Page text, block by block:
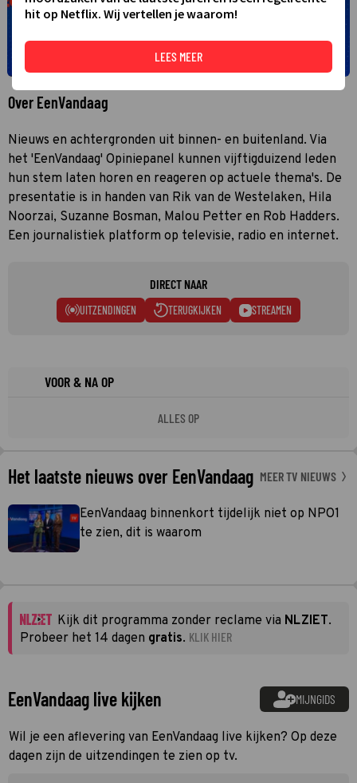
Over EenVandaag
Nieuws en achtergronden uit binnen- en buitenland. Via
het 'EenVandaag' Opiniepanel kunnen vijftigduizend leden
hun stem laten horen en reageren op actuele thema's. De
presentatie is in handen van Rik van de Westelaken, Hila
Noorzai, Suzanne Bosman, Malou Petter en Rob Hadders.
Een journalistiek platform op televisie, radio en internet.
DIRECT NAAR
UITZENDINGEN TERUGKIJKEN STREAMEN
VOOR & NA OP
ALLES OP
Het laatste nieuws over EenVandaag MEER TV NIEUWS
EenVandaag binnenkort tijdelijk niet op NPO1
te zien, dit is waarom
Kijk dit programma zonder reclame via NLZIET.
Probeer het 14 dagen gratis. KLIK HIER
EenVandaag live kijken MIJNGIDS
Wil je een aflevering van EenVandaag live kijken? Op deze
dagen zijn de uitzendingen te zien op tv.
hit op Netflix. Wij vertellen je waarom!
LEES MEER